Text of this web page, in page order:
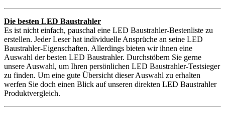
Die besten LED Baustrahler
Es ist nicht einfach, pauschal eine LED Baustrahler-Bestenliste zu
erstellen. Jeder Leser hat individuelle Ansprüche an seine LED
Baustrahler-Eigenschaften. Allerdings bieten wir ihnen eine
Auswahl der besten LED Baustrahler. Durchstöbern Sie gerne
unsere Auswahl, um Ihren persönlichen LED Baustrahler-Testsieger
zu finden. Um eine gute Übersicht dieser Auswahl zu erhalten
werfen Sie doch einen Blick auf unseren direkten LED Baustrahler
Produktvergleich.